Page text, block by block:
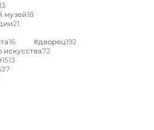
музей18
21
16 #дворец192
72
1513